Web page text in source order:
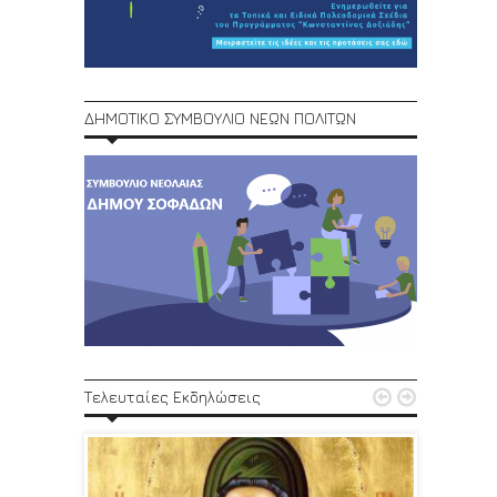
ΔΗΜΟΤΙΚΟ ΣΥΜΒΟΥΛΙΟ ΝΕΩΝ ΠΟΛΙΤΩΝ
Τελευταίες Εκδηλώσεις  